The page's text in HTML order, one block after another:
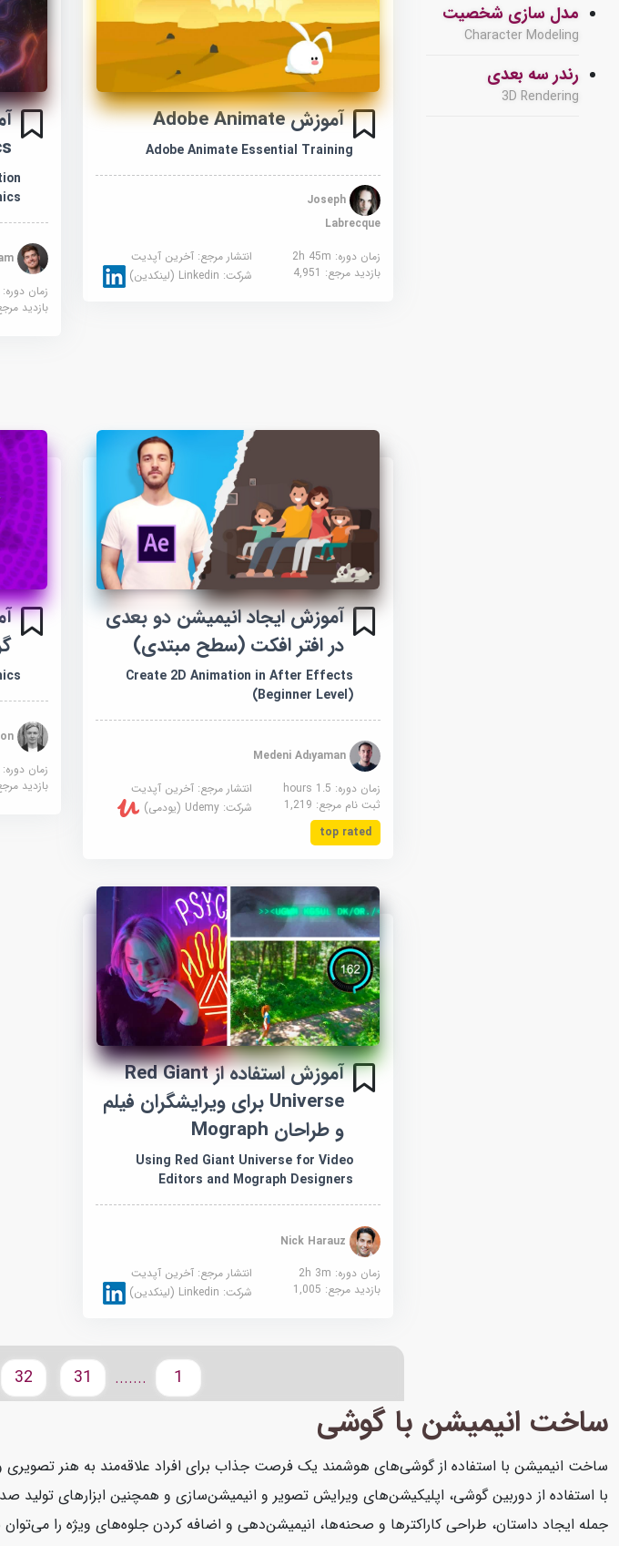
مدل سازی شخصیت
Character Modeling
رندر سه بعدی
3D Rendering
آموزش Adobe Animate
Adobe Animate Essential Training
Joseph
Labrecque
زمان دوره: 2h 45m
انتشار مرجع: آخرین آپدیت
بازدید مرجع: 4,951 شرکت: Linkedin (لینکدین)
Andy Needham
زمان دوره: 3h 1m
بازدید
آموزش ایجاد انیمیشن دو بعدی
در افتر افکت (سطح مبتدی)
Create 2D Animation in After Effects
(Beginner Level)
زمان دوره: 1.5 hours
انتشار مرجع: آخرین آپدیت
ثبت نام مرجع: 1,219 شرکت: Udemy (یودمی)
top rated
Ian Robinson
زمان دوره: 2h 11m
بازدید
آموزش استفاده از Red Giant
Universe برای ویرایشگران فیلم
و طراحان Mograph
Using Red Giant Universe for Video
Editors and Mograph Designers
زمان دوره: 2h 3m
انتشار مرجع: آخرین آپدیت
بازدید مرجع: 1,005 شرکت: Linkedin (لینکدین)
1
.......
31
32
ساخت انیمیشن با گوشی
ساخت انیمیشن با استفاده از گوشی‌های هوشمند یک فرصت جذاب برای افراد علاقه‌مند به هنر
با استفاده از دوربین گوشی، اپلیکیشن‌های ویرایش تصویر و انیمیشن‌سازی و همچنین ابزارهای تولید
جمله ایجاد داستان، طراحی کاراکترها و صحنه‌ها، انیمیشن‌دهی و اضافه کردن جلوه‌های ویژه را